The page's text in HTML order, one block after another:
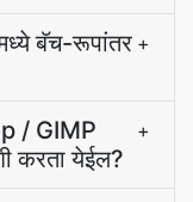
बॅच-रूपांतर +
/ GIMP
करता येईल?
+